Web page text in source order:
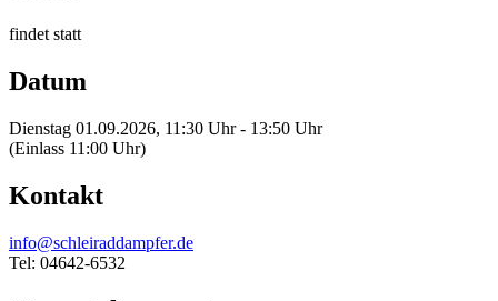
findet statt
Datum
Dienstag 01.09.2026, 11:30 Uhr - 13:50 Uhr
(Einlass 11:00 Uhr)
Kontakt
info@schleiraddampfer.de
Tel: 04642-6532